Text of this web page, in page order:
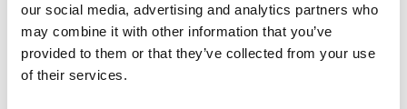
our social media, advertising and analytics partners who
may combine it with other information that you’ve
provided to them or that they’ve collected from your use
of their services.
TD52P
Artikelnr: TD52P-WMK
605 kr
Artikelnr: R71-I/O
1 410 kr